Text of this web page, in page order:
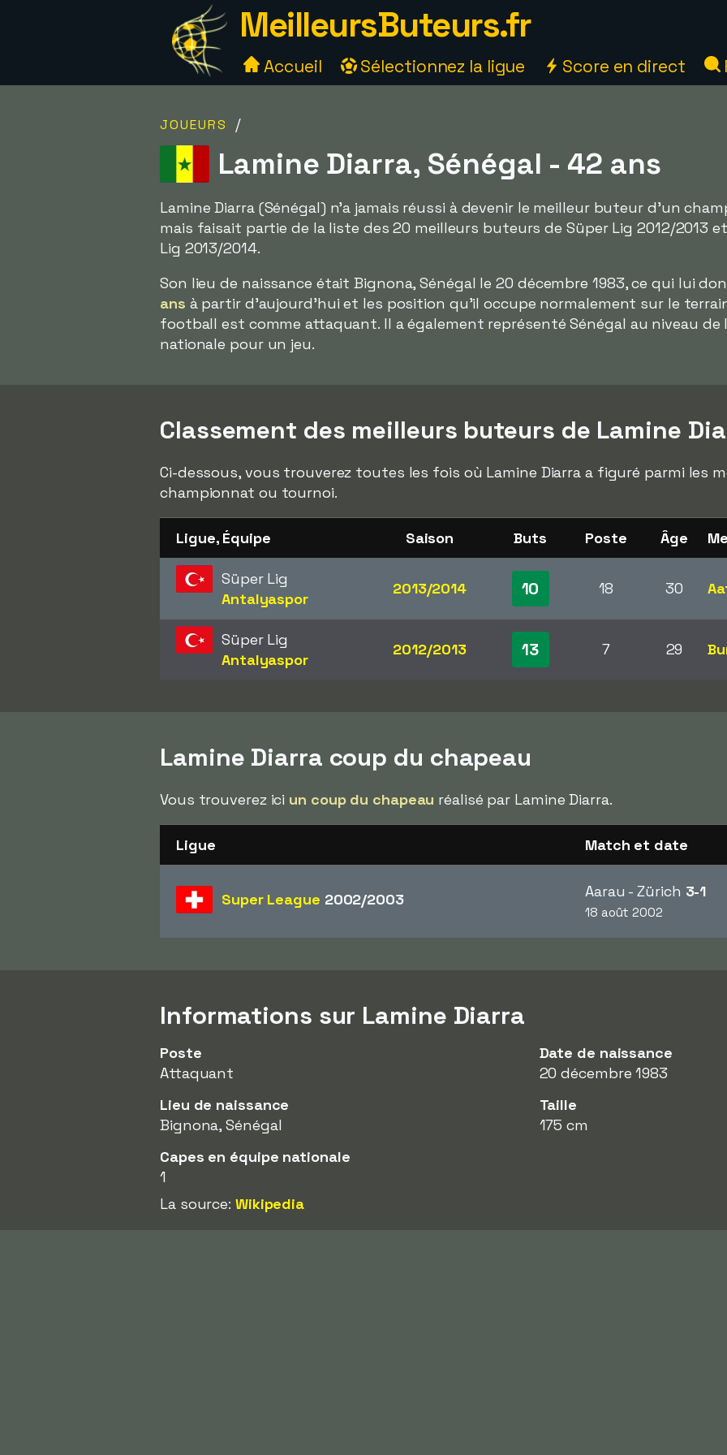
MeilleursButeurs.fr
Accueil Sélectionnez la ligue Score en direct
JOUEURS /
Lamine Diarra, Sénégal - 42 ans
Lamine Diarra (Sénégal) n'a jamais réussi à devenir le meilleur buteur d'un
mais faisait partie de la liste des 20 meilleurs buteurs de Süper Lig 2012/2013
Lig 2013/2014.
Son lieu de naissance était Bignona, Sénégal le 20 décembre 1983, ce qui lui
ans à partir d'aujourd'hui et les position qu'il occupe normalement sur le
football est comme attaquant. Il a également représenté Sénégal au niveau de
nationale pour un jeu.
Classement des meilleurs buteurs de Lamine
Ci-dessous, vous trouverez toutes les fois où Lamine Diarra a figuré parmi les
championnat ou tournoi.
Ligue, Équipe Saison Buts Poste Âge
Süper Lig
Antalyaspor
2013/2014 10 18 30
Süper Lig
Antalyaspor
2012/2013 13 7 29
Lamine Diarra coup du chapeau
Vous trouverez ici un coup du chapeau réalisé par Lamine Diarra.
Ligue Match et date
Super League 2002/2003 Aarau - Zürich 3-1
18 août 2002
Informations sur Lamine Diarra
Poste
Attaquant
Date de naissance
20 décembre 1983
Lieu de naissance
Bignona, Sénégal
Taille
175 cm
Capes en équipe nationale
1
La source: Wikipedia